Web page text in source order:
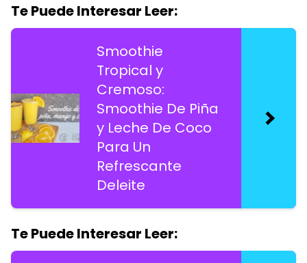
Te Puede Interesar Leer:
Smoothie
Tropical y
Cremoso:
Smoothie De Piña
y Leche De Coco
Para Un
Refrescante
Deleite
Te Puede Interesar Leer: